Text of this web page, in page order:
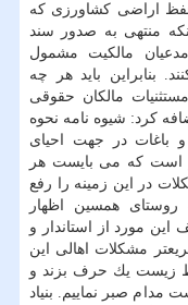
مصوب ماده ۵۶ قانون حفظ اراضی كشاورزی كه
منتهی به صدور سند
مالكیت مشمول
بنابراین باید هر چه
مالكان حقوقی
كرد: شیوه نامه نحوه
باغات در جهت احیای
است كه می بایست هر
در این زمینه را رفع
همسین اظهار
مورد از استاندار و
مشكلات اهالی این
زیست یك حرف بزند و
صبر نماییم. بنیاد